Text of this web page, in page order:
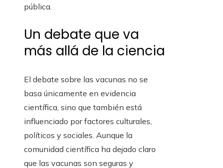
pública.
Un debate que va
más allá de la ciencia
El debate sobre las vacunas no se
basa únicamente en evidencia
científica, sino que también está
influenciado por factores culturales,
políticos y sociales. Aunque la
comunidad científica ha dejado claro
que las vacunas son seguras y